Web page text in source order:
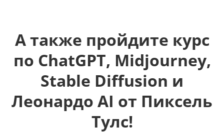
А также пройдите курс
по ChatGPT, Midjourney,
Stable Diffusion и
Леонардо AI от Пиксель
Тулс!